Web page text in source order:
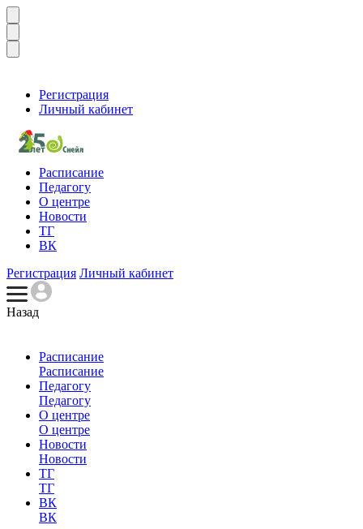
Регистрация
Личный кабинет
Расписание
Педагогу
О центре
Новости
ТГ
ВК
Регистрация Личный кабинет
Назад
Расписание
Расписание
Педагогу
Педагогу
О центре
О центре
Новости
Новости
ТГ
ТГ
ВК
ВК